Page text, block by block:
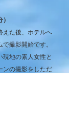
えた後、ホテルへ
撮影開始です。
現地の素人女性と
ンの撮影をしただ